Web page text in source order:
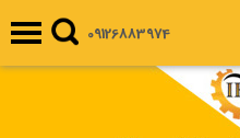
09126883974